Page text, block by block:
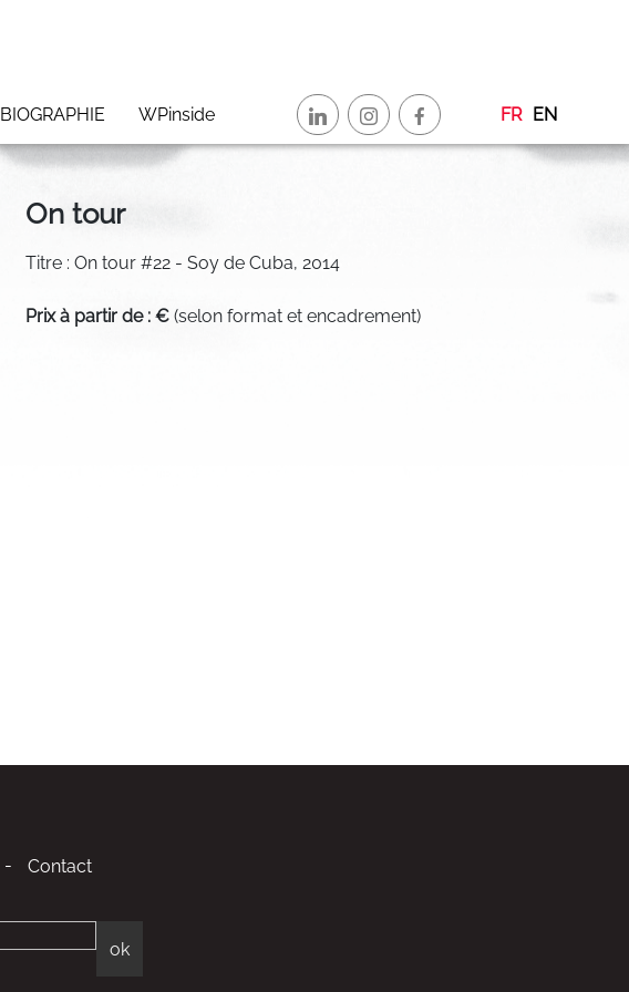
BIOGRAPHIE WPinside FR EN
On tour
Titre : On tour #22 - Soy de Cuba, 2014
Prix à partir de : € (selon format et encadrement)
Contact